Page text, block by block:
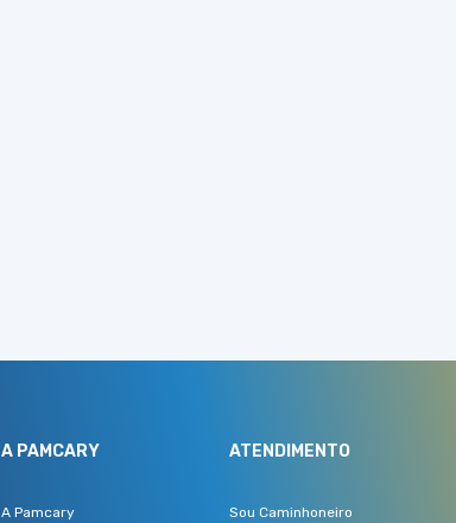
A PAMCARY
A Pamcary
ATENDIMENTO
Sou Caminhoneiro